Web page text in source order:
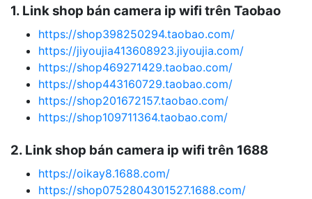
1. Link shop bán camera ip wifi trên Taobao
https://shop398250294.taobao.com/
https://jiyoujia413608923.jiyoujia.com/
https://shop469271429.taobao.com/
https://shop443160729.taobao.com/
https://shop201672157.taobao.com/
https://shop109711364.taobao.com/
2. Link shop bán camera ip wifi trên 1688
https://oikay8.1688.com/
https://shop0752804301527.1688.com/